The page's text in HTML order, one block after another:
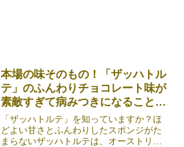
本場の味そのもの！「ザッハトル
テ」のふんわりチョコレート味が
素敵すぎて病みつきになること間
違いなし！
「ザッハトルテ」を知っていますか？ほ
どよい甘さとふんわりしたスポンジがた
まらないザッハトルテは、オーストリア